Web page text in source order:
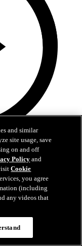
and similar
site usage, save
on and off
Policyand
Cookie
you agree
(including
any videos that